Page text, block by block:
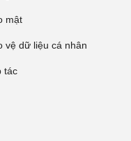
mật
vệ dữ liệu cá nhân
tác